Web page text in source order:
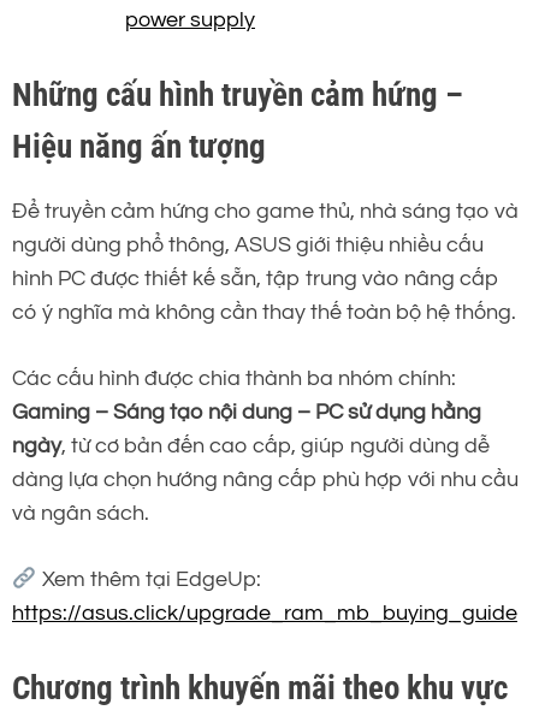
power supply
Những cấu hình truyền cảm hứng –
Hiệu năng ấn tượng
Để truyền cảm hứng cho game thủ, nhà sáng tạo và
người dùng phổ thông, ASUS giới thiệu nhiều cấu
hình PC được thiết kế sẵn, tập trung vào nâng cấp
có ý nghĩa mà không cần thay thế toàn bộ hệ thống.
Các cấu hình được chia thành ba nhóm chính:
Gaming – Sáng tạo nội dung – PC sử dụng hằng
ngày, từ cơ bản đến cao cấp, giúp người dùng dễ
dàng lựa chọn hướng nâng cấp phù hợp với nhu cầu
và ngân sách.
Xem thêm tại EdgeUp:
https://asus.click/upgrade_ram_mb_buying_guide
Chương trình khuyến mãi theo khu vực